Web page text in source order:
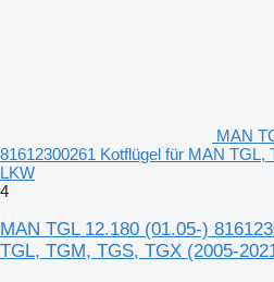
MAN
81612300261 Kotflügel für MAN
LKW
4
MAN TGL 12.180 (01.05-)
TGL, TGM, TGS, TGX (2005-